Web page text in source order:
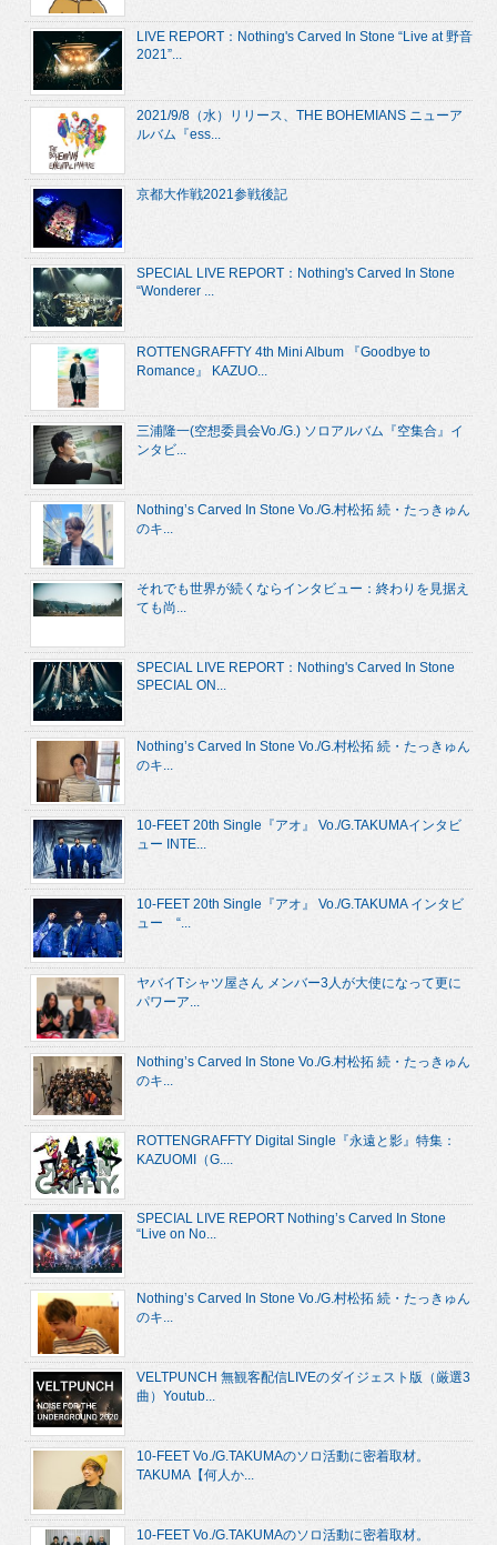
LIVE REPORT：Nothing's Carved In Stone “Live at 野音
2021”...
2021/9/8（水）リリース、THE BOHEMIANS ニューア
ルバム『ess...
京都大作戦2021参戦後記
SPECIAL LIVE REPORT：Nothing's Carved In Stone
“Wonderer ...
ROTTENGRAFFTY 4th Mini Album 『Goodbye to
Romance』 KAZUO...
三浦隆一(空想委員会Vo./G.) ソロアルバム『空集合』イ
ンタビ...
Nothing’s Carved In Stone Vo./G.村松拓 続・たっきゅん
のキ...
それでも世界が続くならインタビュー：終わりを見据え
ても尚...
SPECIAL LIVE REPORT：Nothing's Carved In Stone
SPECIAL ON...
Nothing’s Carved In Stone Vo./G.村松拓 続・たっきゅん
のキ...
10-FEET 20th Single『アオ』 Vo./G.TAKUMAインタビ
ュー INTE...
10-FEET 20th Single『アオ』 Vo./G.TAKUMA インタビ
ュー “...
ヤバイTシャツ屋さん メンバー3人が大使になって更に
パワーア...
Nothing’s Carved In Stone Vo./G.村松拓 続・たっきゅん
のキ...
ROTTENGRAFFTY Digital Single『永遠と影』特集：
KAZUOMI（G....
SPECIAL LIVE REPORT Nothing’s Carved In Stone
“Live on No...
Nothing’s Carved In Stone Vo./G.村松拓 続・たっきゅん
のキ...
VELTPUNCH 無観客配信LIVEのダイジェスト版（厳選3
曲）Youtub...
10-FEET Vo./G.TAKUMAのソロ活動に密着取材。
TAKUMA【何人か...
10-FEET Vo./G.TAKUMAのソロ活動に密着取材。